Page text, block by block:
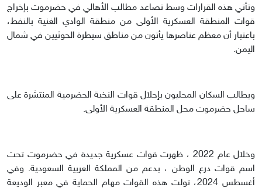
وتأتي هذه القرارات وسط تصاعد مطالب الأهالي في حضرموت بإخراج
قوات المنطقة العسكرية الأولى من منطقة الوادي الغنية بالنفط،
باعتبار أن معظم عناصرها يأتون من مناطق سيطرة الحوثيين في شمال
اليمن.
ويطالب السكان المحليون بإحلال قوات النخبة الحضرمية المنتشرة على
ساحل حضرموت محل المنطقة العسكرية الأولى.
وخلال عام 2022 ، ظهرت قوات عسكرية جديدة في حضرموت تحت
اسم قوات درع الوطن ، بدعم من المملكة العربية السعودية. وفي
أغسطس 2024، تولت هذه القوات مهام الحماية في معبر الوديعة